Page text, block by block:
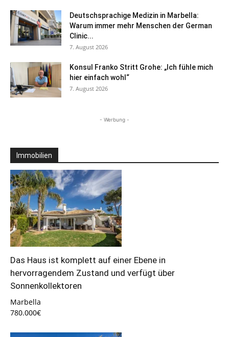
Deutschsprachige Medizin in Marbella:
Warum immer mehr Menschen der German
Clinic...
7. August 2026
Konsul Franko Stritt Grohe: „Ich fühle mich
hier einfach wohl“
7. August 2026
- Werbung -
Immobilien
Das Haus ist komplett auf einer Ebene in
hervorragendem Zustand und verfügt über
Sonnenkollektoren
Marbella
780.000€